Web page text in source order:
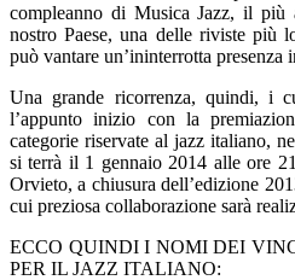
compleanno di Musica Jazz, il più
nostro Paese, una delle riviste più
può vantare un’ininterrotta presenza
Una grande ricorrenza, quindi, i
l’appunto inizio con la
categorie riservate al jazz italiano,
si terrà il 1 gennaio 2014 alle ore
Orvieto, a chiusura dell’edizione
cui preziosa collaborazione sarà
ECCO QUINDI I NOMI DEI
PER IL JAZZ ITALIANO: